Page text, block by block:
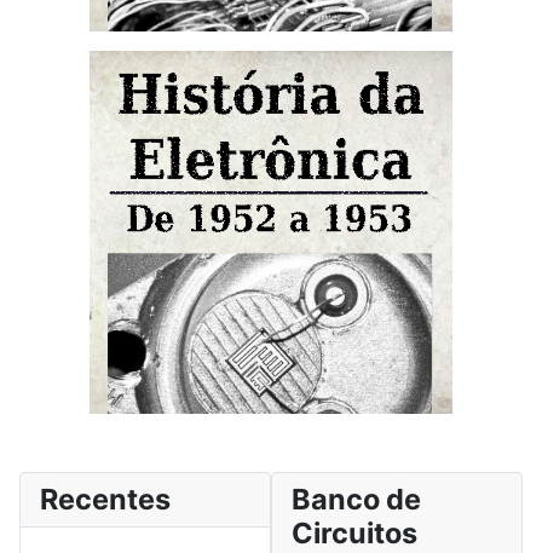
Recentes
Banco de
Circuitos